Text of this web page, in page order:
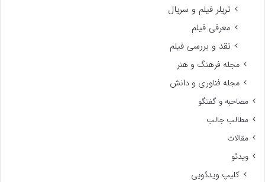
تریلر فیلم و سریال
معرفی فیلم
نقد و بررسی فیلم
مجله فرهنگ و هنر
مجله فناوری و دانش
مصاحبه و گفتگو
مطالب جالب
مقالات
ویدئو
کلیپ ویدئویی